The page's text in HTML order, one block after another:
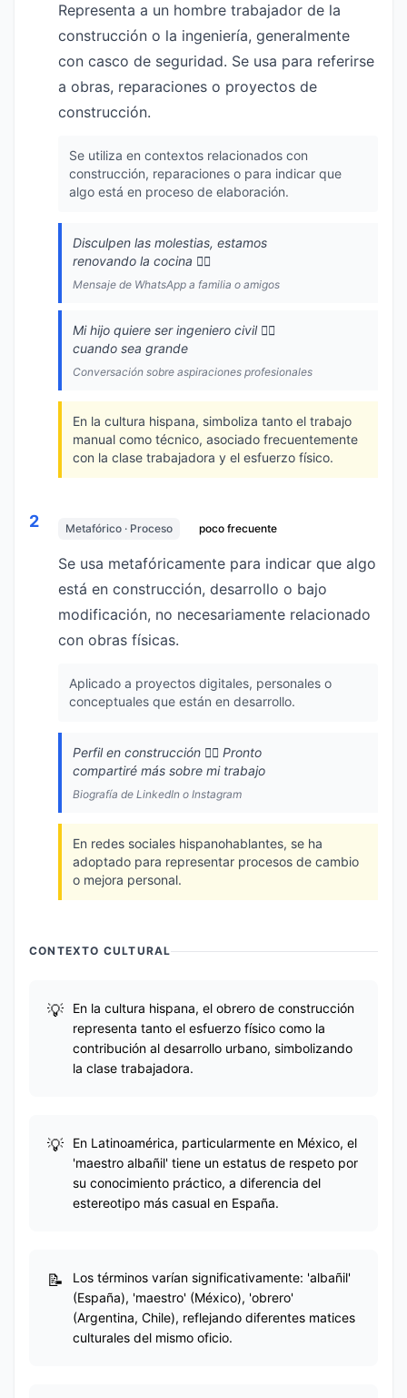
Representa a un hombre trabajador de la
construcción o la ingeniería, generalmente
con casco de seguridad. Se usa para referirse
a obras, reparaciones o proyectos de
construcción.
Se utiliza en contextos relacionados con
construcción, reparaciones o para indicar que
algo está en proceso de elaboración.
Disculpen las molestias, estamos
renovando la cocina 👷‍♂️
Mensaje de WhatsApp a familia o amigos
Mi hijo quiere ser ingeniero civil 👷‍♂️
cuando sea grande
Conversación sobre aspiraciones profesionales
En la cultura hispana, simboliza tanto el trabajo
manual como técnico, asociado frecuentemente
con la clase trabajadora y el esfuerzo físico.
2 Metafórico · Proceso poco frecuente
Se usa metafóricamente para indicar que algo
está en construcción, desarrollo o bajo
modificación, no necesariamente relacionado
con obras físicas.
Aplicado a proyectos digitales, personales o
conceptuales que están en desarrollo.
Perfil en construcción 👷‍♂️ Pronto
compartiré más sobre mi trabajo
Biografía de LinkedIn o Instagram
En redes sociales hispanohablantes, se ha
adoptado para representar procesos de cambio
o mejora personal.
CONTEXTO CULTURAL
En la cultura hispana, el obrero de construcción
representa tanto el esfuerzo físico como la
contribución al desarrollo urbano, simbolizando
la clase trabajadora.
En Latinoamérica, particularmente en México, el
'maestro albañil' tiene un estatus de respeto por
su conocimiento práctico, a diferencia del
estereotipo más casual en España.
Los términos varían significativamente: 'albañil'
(España), 'maestro' (México), 'obrero'
(Argentina, Chile), reflejando diferentes matices
culturales del mismo oficio.